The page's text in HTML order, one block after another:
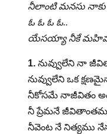
నీలాంటి మనసు నాకు
ఓ ఓ ఓ ఓ..
యేసయ్యా నీకే
1. నువ్వులేని నా
నువ్వులేని ఒక
నీకోసమే నాజీవితం
నీ ప్రేమనే
నీవెంట నే నిత్యము